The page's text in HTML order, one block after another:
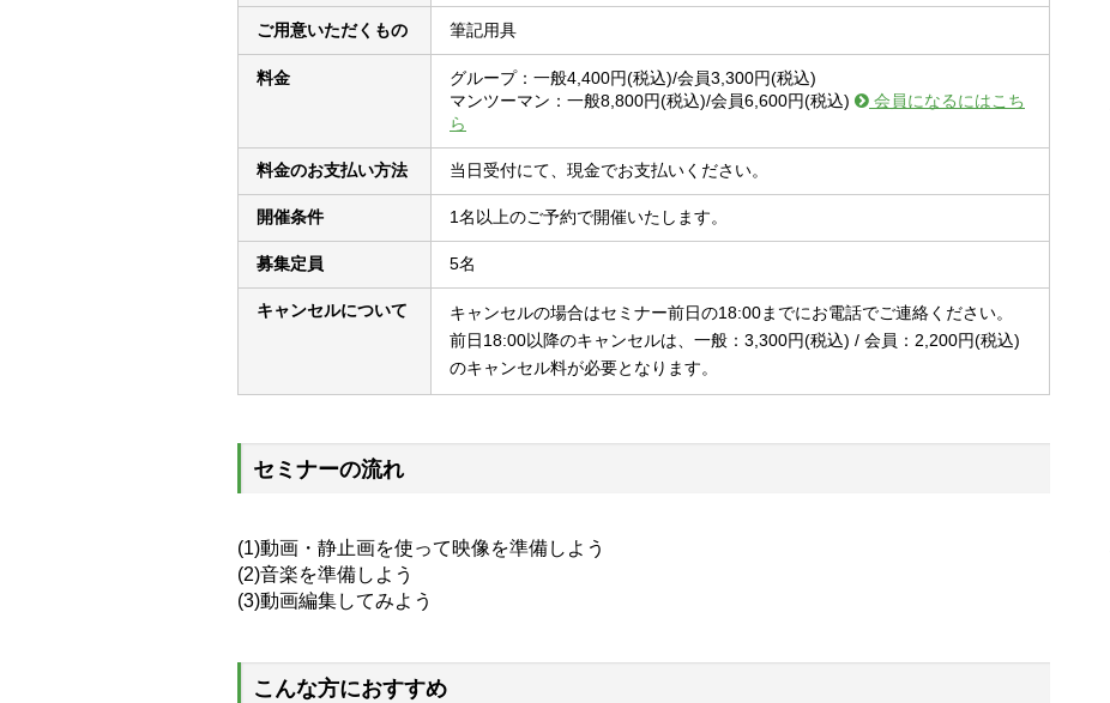
ご用意いただくもの 筆記用具
料金
グループ：一般4,400円(税込)/会員3,300円(税込)
マンツーマン：一般8,800円(税込)/会員6,600円(税込)
会員になるにはこち
ら
料金のお支払い方法 当日受付にて、現金でお支払いください。
開催条件 1名以上のご予約で開催いたします。
募集定員 5名
キャンセルについて
キャンセルの場合はセミナー前日の18:00までにお電話でご連絡ください。
前日18:00以降のキャンセルは、一般：3,300円(税込) / 会員：2,200円(税込)
のキャンセル料が必要となります。
セミナーの流れ
(1)動画・静止画を使って映像を準備しよう
(2)音楽を準備しよう
(3)動画編集してみよう
こんな方におすすめ